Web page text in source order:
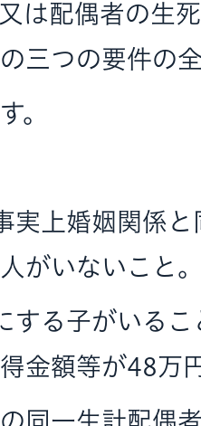
は配偶者の生
三つの要件の
。
上婚姻関係と
がいないこと
る子がいるこ
金額等が48万
同一生計配偶